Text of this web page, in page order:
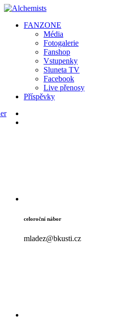
FANZONE
Média
Fotogalerie
Fanshop
Vstupenky
Sluneta TV
Facebook
Live přenosy
Příspěvky
celoroční nábor
mladez@bkusti.cz